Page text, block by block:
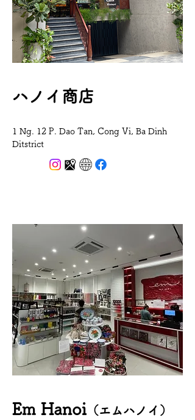
​ハノイ商店
1 Ng. 12 P. Dao Tan, Cong Vi, Ba Dinh
Ditstrict
​Em Hanoi （エムハノイ）